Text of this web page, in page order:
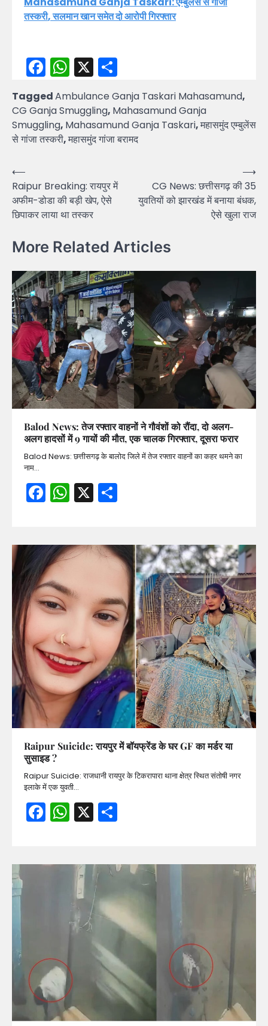
तस्करी,सलमान खान समेत दो आरोपी गिरफ्तार
Facebook
WhatsApp
X
TaggedAmbulance Ganja Taskari Mahasamund,
CG Ganja Smuggling, Mahasamund Ganja
Smuggling, Mahasamund Ganja Taskari,महासमुंद एम्बुलेंस
से गांजा तस्करी,महासमुंद गांजा बरामद
Post
navigation
⟵
Raipur Breaking: रायपुर में
अफीम-डोडा की बड़ी खेप, ऐसे
छिपाकर लाया था तस्कर
CG News: छत्तीसगढ़ की 35
युवतियों को झारखंड में बनाया बंधक,
ऐसे खुला राज
⟶
More Related Articles
Balod News: तेज रफ्तार वाहनों ने गौवंशों को रौंदा, दो अलग-
अलग हादसों में 9 गायों की मौत, एक चालक गिरफ्तार, दूसरा फरार
Balod News: छत्तीसगढ़ के बालोद जिले में तेज रफ्तार वाहनों का कहर थमने का
नाम…
Facebook
WhatsApp
X
Raipur Suicide: रायपुर में बॉयफ्रेंड के घर GF का मर्डर या
सुसाइड ?
Raipur Suicide: राजधानी रायपुर के टिकरापारा थाना क्षेत्र स्थित संतोषी नगर
इलाके में एक युवती…
Facebook
WhatsApp
X